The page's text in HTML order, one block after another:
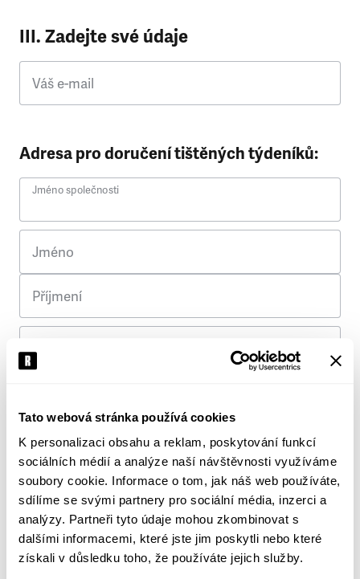
Tato webová stránka používá cookies
K personalizaci obsahu a reklam, poskytování funkcí
sociálních médií a analýze naší návštěvnosti využíváme
soubory cookie. Informace o tom, jak náš web používáte,
sdílíme se svými partnery pro sociální média, inzerci a
analýzy. Partneři tyto údaje mohou zkombinovat s
dalšími informacemi, které jste jim poskytli nebo které
získali v důsledku toho, že používáte jejich služby.
III. Zadejte své údaje
Váš e-mail
Adresa pro doručení tištěných týdeníků:
Jméno společnosti
Jméno
Příjmení
Ulice
Město
PSČ
Stát